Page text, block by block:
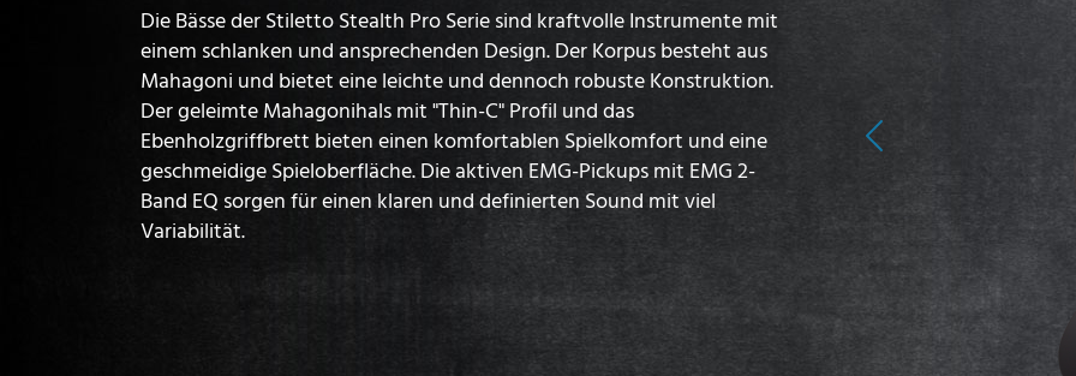
Die Bässe der Stiletto Stealth Pro Serie sind kraftvolle Instrumente mit
einem schlanken und ansprechenden Design. Der Korpus besteht aus
Mahagoni und bietet eine leichte und dennoch robuste Konstruktion.
Der geleimte Mahagonihals mit "Thin-C" Profil und das
Ebenholzgriffbrett bieten einen komfortablen Spielkomfort und eine
geschmeidige Spieloberfläche. Die aktiven EMG-Pickups mit EMG 2-
Band EQ sorgen für einen klaren und definierten Sound mit viel
Variabilität.
Previous